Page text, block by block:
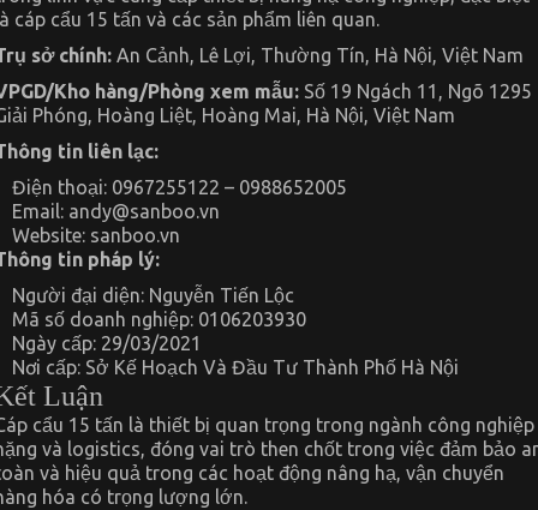
cáp cẩu 15 tấn và các sản phẩm liên quan.
sở chính: An Cảnh, Lê Lợi, Thường Tín, Hà Nội, Việt Nam
Kho hàng/Phòng xem mẫu: Số 19 Ngách 11, Ngõ 1295
Phóng, Hoàng Liệt, Hoàng Mai, Hà Nội, Việt Nam
tin liên lạc:
Điện thoại: 0967255122 – 0988652005
Email: andy@sanboo.vn
Website: sanboo.vn
tin pháp lý:
Người đại diện: Nguyễn Tiến Lộc
Mã số doanh nghiệp: 0106203930
Ngày cấp: 29/03/2021
Nơi cấp: Sở Kế Hoạch Và Đầu Tư Thành Phố Hà Nội
Luận
cẩu 15 tấn là thiết bị quan trọng trong ngành công nghiệp
và logistics, đóng vai trò then chốt trong việc đảm bảo
và hiệu quả trong các hoạt động nâng hạ, vận chuyển
hóa có trọng lượng lớn.